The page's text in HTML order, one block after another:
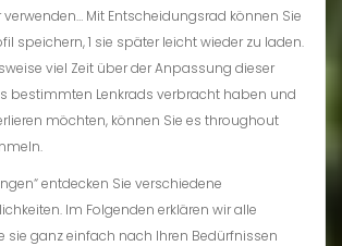
Mit Entscheidungsrad können Sie
speichern, 1 sie später leicht wieder zu laden.
viel Zeit über der Anpassung dieser
bestimmten Lenkrads verbracht haben und
möchten, können Sie es throughout
entdecken Sie verschiedene
Im Folgenden erklären wir alle
sie ganz einfach nach Ihren Bedürfnissen